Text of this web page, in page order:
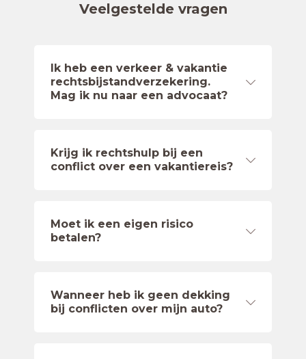
Veelgestelde vragen
Ik heb een verkeer & vakantie
rechtsbijstandverzekering.
Mag ik nu naar een advocaat?
Krijg ik rechtshulp bij een
conflict over een vakantiereis?
Moet ik een eigen risico
betalen?
Wanneer heb ik geen dekking
bij conflicten over mijn auto?